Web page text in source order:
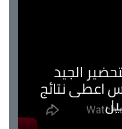
الجيد
اعطى نتائج